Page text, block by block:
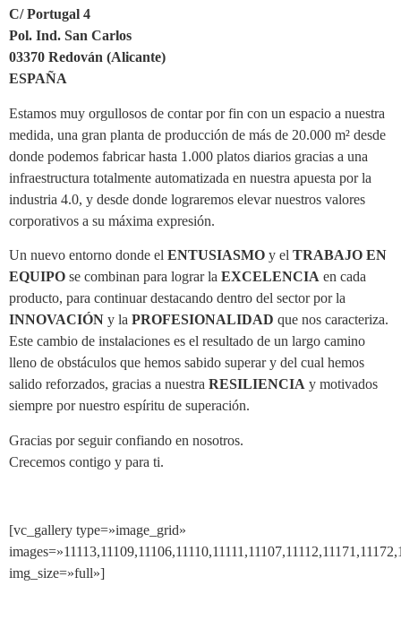
C/ Portugal 4
Pol. Ind. San Carlos
03370 Redován (Alicante)
ESPAÑA
Estamos muy orgullosos de contar por fin con un espacio a nuestra
medida, una gran planta de producción de más de 20.000 m² desde
donde podemos fabricar hasta 1.000 platos diarios gracias a una
infraestructura totalmente automatizada en nuestra apuesta por la
industria 4.0, y desde donde lograremos elevar nuestros valores
corporativos a su máxima expresión.
Un nuevo entorno donde el ENTUSIASMO y el TRABAJO EN
EQUIPO se combinan para lograr la EXCELENCIA en cada
producto, para continuar destacando dentro del sector por la
INNOVACIÓN y la PROFESIONALIDAD que nos caracteriza.
Este cambio de instalaciones es el resultado de un largo camino
lleno de obstáculos que hemos sabido superar y del cual hemos
salido reforzados, gracias a nuestra RESILIENCIA y motivados
siempre por nuestro espíritu de superación.
Gracias por seguir confiando en nosotros.
Crecemos contigo y para ti.
[vc_gallery type=»image_grid»
img_size=»full»]